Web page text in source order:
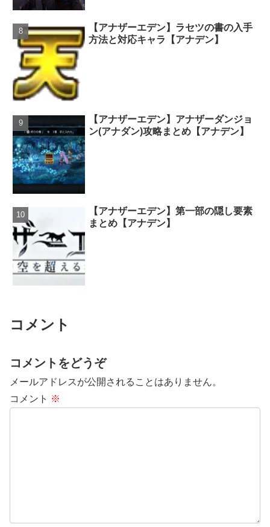
【アナザーエデン】ラセツの書の入手
方法と対応キャラ【アナデン】
【アナザーエデン】アナザーダンジョ
ン(アナダン)攻略まとめ【アナデン】
【アナザーエデン】第一部の隠し要素
まとめ【アナデン】
コメント
コメントをどうぞ
メールアドレスが公開されることはありません。
コメント ※